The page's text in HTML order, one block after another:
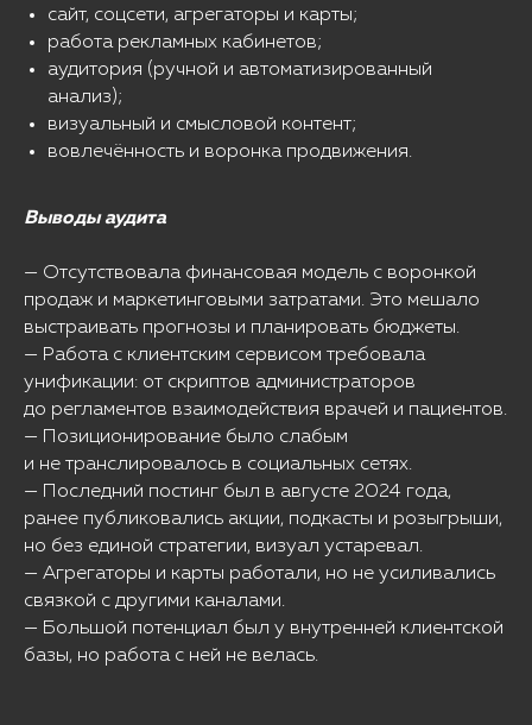
сайт, соцсети, агрегаторы и карты;
работа рекламных кабинетов;
аудитория (ручной и автоматизированный
анализ);
визуальный и смысловой контент;
вовлечённость и воронка продвижения.
Выводы аудита
— Отсутствовала финансовая модель с воронкой
продаж и маркетинговыми затратами. Это мешало
выстраивать прогнозы и планировать бюджеты.
— Работа с клиентским сервисом требовала
унификации: от скриптов администраторов
до регламентов взаимодействия врачей и пациентов.
— Позиционирование было слабым
и не транслировалось в социальных сетях.
— Последний постинг был в августе 2024 года,
ранее публиковались акции, подкасты и розыгрыши,
но без единой стратегии, визуал устаревал.
— Агрегаторы и карты работали, но не усиливались
связкой с другими каналами.
— Большой потенциал был у внутренней клиентской
базы, но работа с ней не велась.